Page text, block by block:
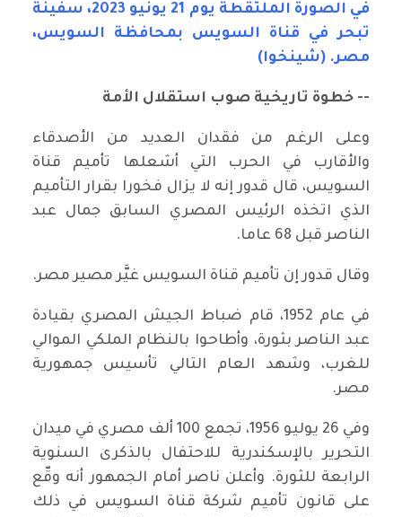
في الصورة الملتقطة يوم 21 يونيو 2023، سفينة
تبحر في قناة السويس بمحافظة السويس،
مصر. (شينخوا)
-- خطوة تاريخية صوب استقلال الأمة
وعلى الرغم من فقدان العديد من الأصدقاء
والأقارب في الحرب التي أشعلها تأميم قناة
السويس، قال قدور إنه لا يزال فخورا بقرار التأميم
الذي اتخذه الرئيس المصري السابق جمال عبد
الناصر قبل 68 عاما.
وقال قدور إن تأميم قناة السويس غيَّر مصير مصر.
في عام 1952، قام ضباط الجيش المصري بقيادة
عبد الناصر بثورة، وأطاحوا بالنظام الملكي الموالي
للغرب، وشهد العام التالي تأسيس جمهورية
مصر.
وفي 26 يوليو 1956، تجمع 100 ألف مصري في ميدان
التحرير بالإسكندرية للاحتفال بالذكرى السنوية
الرابعة للثورة. وأعلن ناصر أمام الجمهور أنه وقّع
على قانون تأميم شركة قناة السويس في ذلك